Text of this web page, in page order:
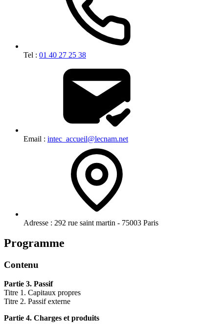
Tel : 01 40 27 25 38
Email : intec_accueil@lecnam.net
Adresse : 292 rue saint martin - 75003 Paris
Programme
Contenu
Partie 3. Passif
Titre 1. Capitaux propres
Titre 2. Passif externe
Partie 4. Charges et produits